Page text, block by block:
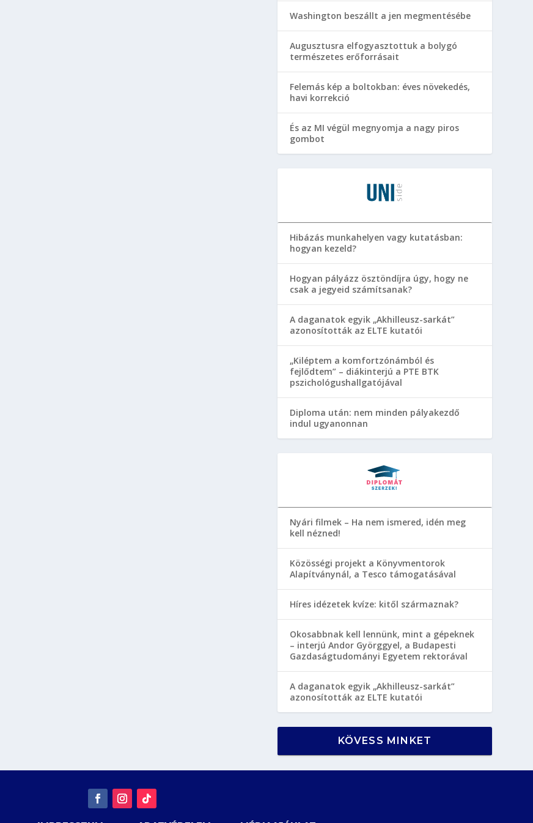
Washington beszállt a jen megmentésébe
Augusztusra elfogyasztottuk a bolygó
természetes erőforrásait
Felemás kép a boltokban: éves növekedés,
havi korrekció
És az MI végül megnyomja a nagy piros
gombot
Hibázás munkahelyen vagy kutatásban:
hogyan kezeld?
Hogyan pályázz ösztöndíjra úgy, hogy ne
csak a jegyeid számítsanak?
A daganatok egyik „Akhilleusz-sarkát”
azonosították az ELTE kutatói
„Kiléptem a komfortzónámból és
fejlődtem” – diákinterjú a PTE BTK
pszichológushallgatójával
Diploma után: nem minden pályakezdő
indul ugyanonnan
Nyári filmek – Ha nem ismered, idén meg
kell nézned!
Közösségi projekt a Könyvmentorok
Alapítványnál, a Tesco támogatásával
Híres idézetek kvíze: kitől származnak?
Okosabbnak kell lennünk, mint a gépeknek
– interjú Andor Györggyel, a Budapesti
Gazdaságtudományi Egyetem rektorával
A daganatok egyik „Akhilleusz-sarkát”
azonosították az ELTE kutatói
KÖVESS MINKET